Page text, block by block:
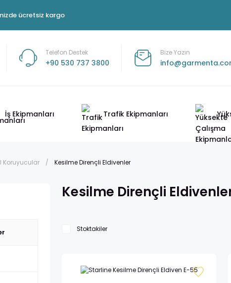
ücretsiz kargo
Telefon Destek
+90 530 737 3800
Bize Yazın
İş Ekipmanları Trafik Ekipmanları
Koruyucular Kesilme Dirençli Eldivenler
Kesilme Dirençli
Stoktakiler